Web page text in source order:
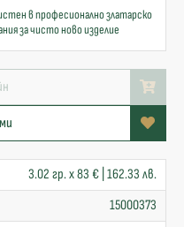
в професионално златарско
за чисто ново изделие
3.02 гр. x 83 € | 162.33 лв.
15000373